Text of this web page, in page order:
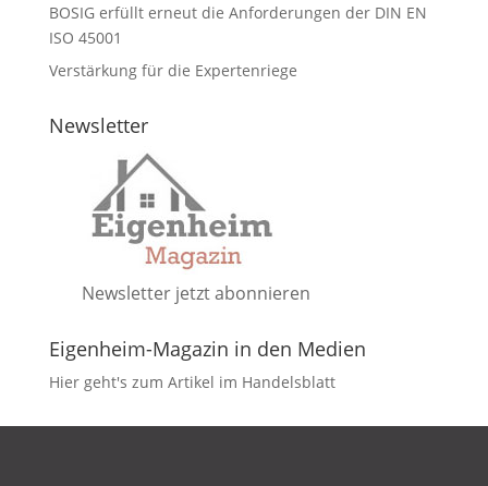
BOSIG erfüllt erneut die Anforderungen der DIN EN
ISO 45001
Verstärkung für die Expertenriege
Newsletter
Newsletter jetzt abonnieren
Eigenheim-Magazin in den Medien
Hier geht's zum Artikel im Handelsblatt
DATENSCHUTZ